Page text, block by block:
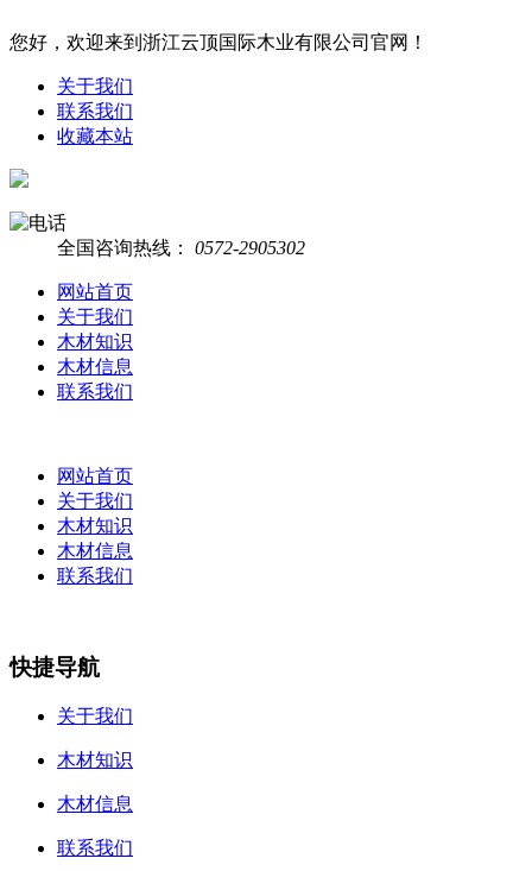
您好，欢迎来到浙江云顶国际木业有限公司官网！
关于我们
联系我们
收藏本站
全国咨询热线： 0572-2905302
网站首页
关于我们
木材知识
木材信息
联系我们
网站首页
关于我们
木材知识
木材信息
联系我们
快捷导航
关于我们
木材知识
木材信息
联系我们